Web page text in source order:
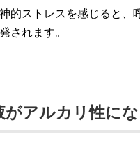
的ストレスを感じると、
されます。
アルカリ性に